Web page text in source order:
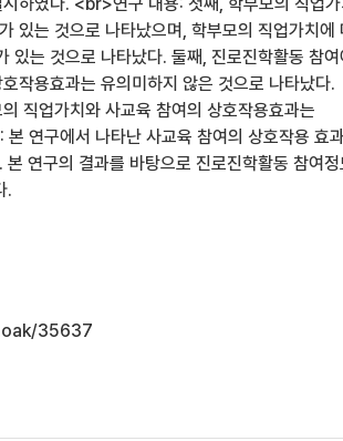
있는 것으로 나타났으며, 학부모의 직업가치에
있는 것으로 나타났다. 둘째, 진로진학활동 참여
작용효과는 유의미하지 않은 것으로 나타났다.
직업가치와 사교육 참여의 상호작용효과는
연구에서 나타난 사교육 참여의 상호작용 효
연구의 결과를 바탕으로 진로진학활동 참여정
.
35637